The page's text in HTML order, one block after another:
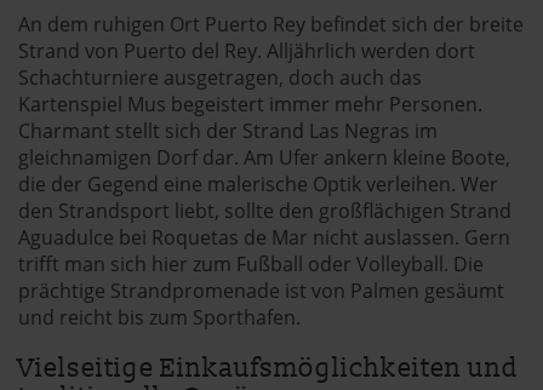
An dem ruhigen Ort Puerto Rey befindet sich der breite
Strand von Puerto del Rey. Alljährlich werden dort
Schachturniere ausgetragen, doch auch das
Kartenspiel Mus begeistert immer mehr Personen.
Charmant stellt sich der Strand Las Negras im
gleichnamigen Dorf dar. Am Ufer ankern kleine Boote,
die der Gegend eine malerische Optik verleihen. Wer
den Strandsport liebt, sollte den großflächigen Strand
Aguadulce bei Roquetas de Mar nicht auslassen. Gern
trifft man sich hier zum Fußball oder Volleyball. Die
prächtige Strandpromenade ist von Palmen gesäumt
und reicht bis zum Sporthafen.
Vielseitige Einkaufsmöglichkeiten und